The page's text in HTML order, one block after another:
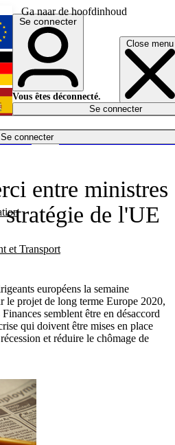
Ga naar de hoofdinhoud
Close menu
Se connecter
et Transport
English
Deutsch
Español
Se connecter
Vous êtes déconnecté.
Se connecter
entre ministres
de l'UE
européens la semaine
le projet de long terme Europe 2020,
semblent être en désaccord
qui doivent être mises en place
et réduire le chômage de